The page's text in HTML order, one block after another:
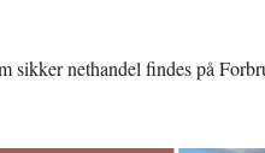
sikker nethandel findes på